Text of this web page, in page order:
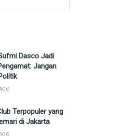
Dasco Jadi
Jangan
Terpopuler yang
di Jakarta